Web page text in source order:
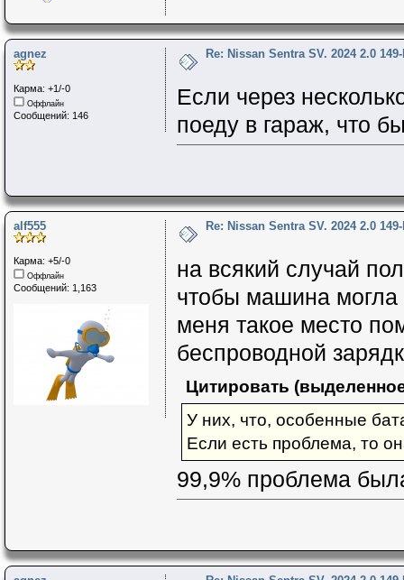
agnez
Карма: +1/-0
Оффлайн
Сообщений: 146
Re: Nissan Sentra SV. 2024 2.0
Если через
поеду в гараж, что
alf555
Карма: +5/-0
Оффлайн
Сообщений: 1,163
Re: Nissan Sentra SV. 2024 2.0
на всякий случай
чтобы машина могла
меня такое место
беспроводной
Цитировать
У них, что, особенные
Если есть проблема, то
99,9% проблема